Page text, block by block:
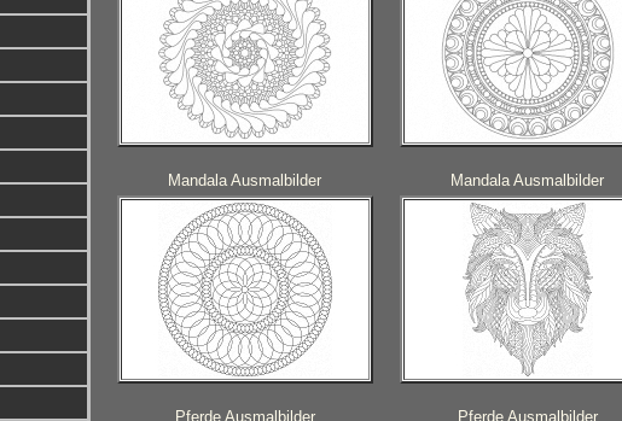
Mandala Ausmalbilder Mandala Ausmalbilder
Pferde Ausmalbilder Pferde Ausmalbilder